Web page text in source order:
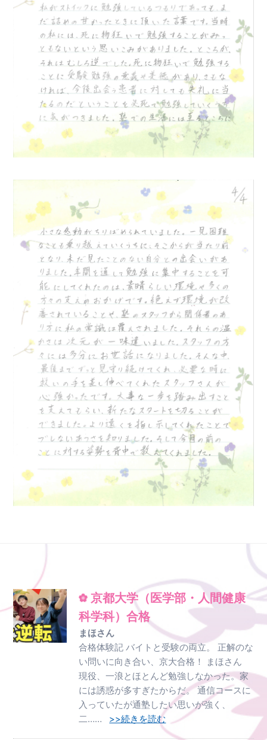
京都大学（医学部・人間健康
科学科）合格
まほさん
合格体験記 バイトと受験の両立。 正解のな
い問いに向き合い、京大合格！ まほさん
現役、一浪とほとんど勉強しなかった。家
には誘惑が多すぎたからだ。 通信コースに
入っていたが通塾したい思いが強く、
二…… >>続きを読む